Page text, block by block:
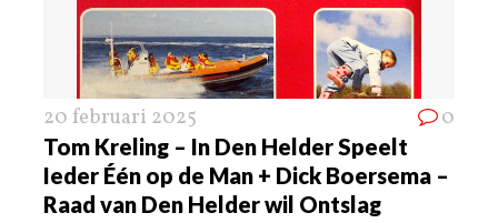
20 februari 2025 0
Tom Kreling – In Den Helder Speelt
Ieder Één op de Man + Dick Boersema –
Raad van Den Helder wil Ontslag